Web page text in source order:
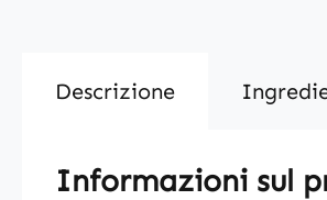
Descrizione
Informazioni sul